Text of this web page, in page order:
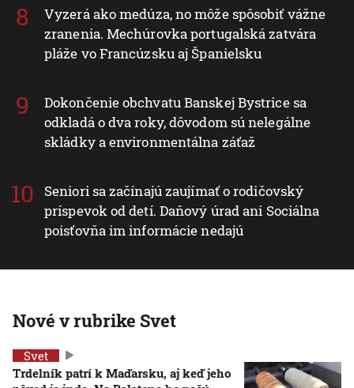
Vyzerá ako medúza, no môže spôsobiť vážne
zranenia. Mechúrovka portugalská zatvára
pláže vo Francúzsku aj Španielsku
Dokončenie obchvatu Banskej Bystrice sa
odkladá o dva roky, dôvodom sú nelegálne
skládky a environmentálna záťaž
Seniori sa začínajú zaujímať o rodičovský
príspevok od detí. Daňový úrad ani Sociálna
poisťovňa im informácie nedajú
Nové v rubrike Svet
Svet
Trdelník patrí k Maďarsku, aj keď jeho